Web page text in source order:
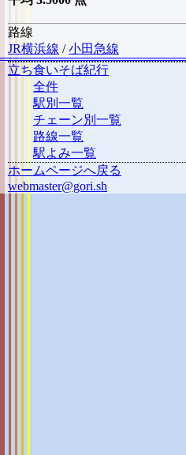
路線
JR横浜線 /小田急線
立ち食いそば紀行
全件
駅別一覧
チェーン別一覧
路線一覧
駅よみ一覧
ホームページへ戻る
webmaster@gori.sh